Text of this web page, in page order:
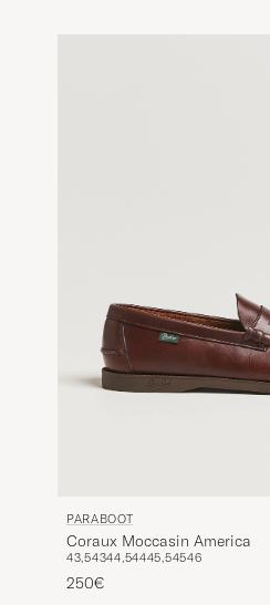
PARABOOT
Coraux Moccasin America
43,54344,54445,54546
250€